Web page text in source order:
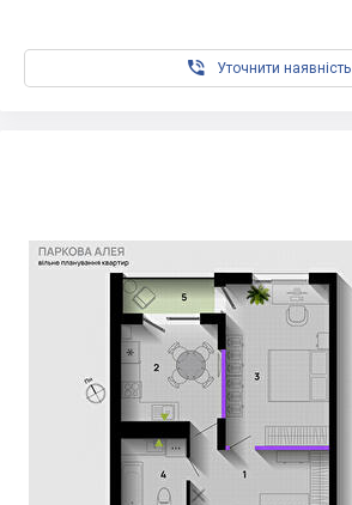
 Уточнити наявність